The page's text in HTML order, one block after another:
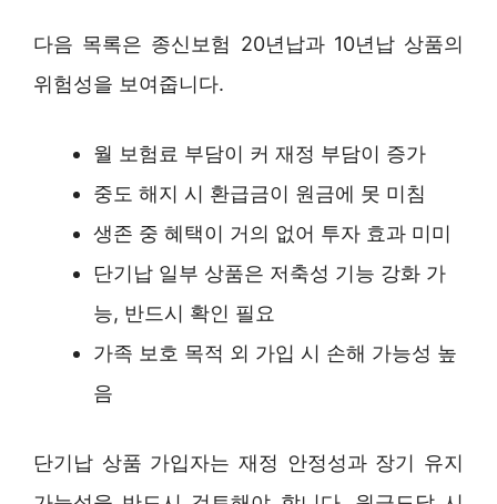
다음 목록은 종신보험 20년납과 10년납 상품의
위험성을 보여줍니다.
월 보험료 부담이 커 재정 부담이 증가
중도 해지 시 환급금이 원금에 못 미침
생존 중 혜택이 거의 없어 투자 효과 미미
단기납 일부 상품은 저축성 기능 강화 가
능, 반드시 확인 필요
가족 보호 목적 외 가입 시 손해 가능성 높
음
단기납 상품 가입자는 재정 안정성과 장기 유지